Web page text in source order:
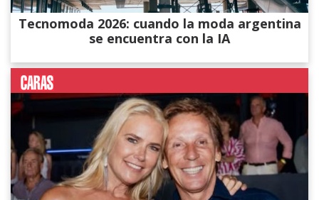
Tecnomoda 2026: cuando la moda argentina
se encuentra con la IA